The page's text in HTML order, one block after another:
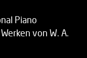
Piano
von W. A.